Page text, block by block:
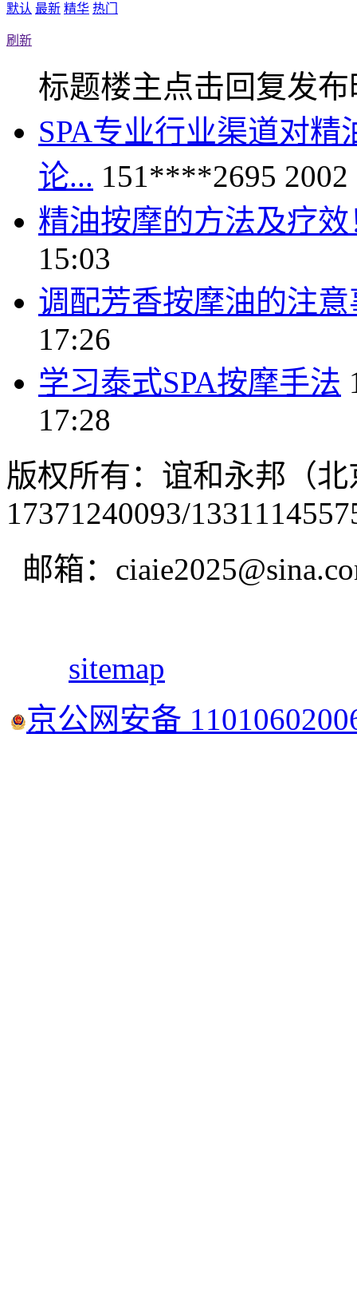
默认 最新 精华 热门
刷新
标题楼主点击回复发
SPA专业行业渠道对
论... 151****2695 2002
精油按摩的方法及疗效
15:03
调配芳香按摩油的注意
17:26
学习泰式SPA按摩手法
17:28
版权所有：谊和永邦（
17371240093/
邮箱：
sitemap
京公网安备